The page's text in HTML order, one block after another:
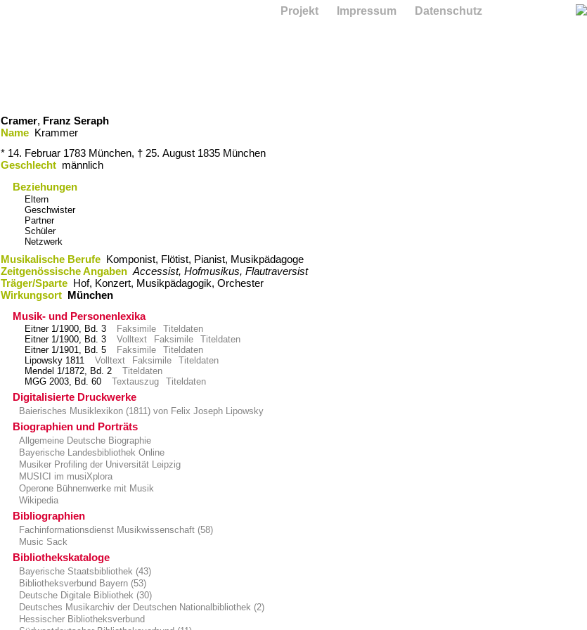
Cramer, Franz Seraph
Name Krammer
* 14. Februar 1783 München, † 25. August 1835 München
Geschlecht männlich
Beziehungen
Eltern
Geschwister
Partner
Schüler
Netzwerk
Musikalische Berufe Komponist, Flötist, Pianist, Musikpädagoge
Zeitgenössische Angaben Accessist, Hofmusikus, Flautraversist
Träger/Sparte Hof, Konzert, Musikpädagogik, Orchester
Wirkungsort München
Musik- und Personenlexika
Eitner 1/1900, Bd. 3 Faksimile
Titeldaten
Eitner 1/1900, Bd. 3
Volltext Faksimile
Titeldaten
Eitner 1/1901, Bd. 5
Faksimile
Titeldaten
Lipowsky 1811
Volltext Faksimile
Titeldaten
Mendel 1/1872, Bd. 2
Titeldaten
MGG 2003, Bd. 60
Textauszug Titeldaten
Digitalisierte Druckwerke
Baierisches Musiklexikon (1811) von Felix Joseph Lipowsky
Biographien und Porträts
Allgemeine Deutsche Biographie
Bayerische Landesbibliothek Online
Musiker Profiling der Universität Leipzig
MUSICI im musiXplora
Operone Bühnenwerke mit Musik
Wikipedia
Bibliographien
Fachinformationsdienst Musikwissenschaft (58)
Music Sack
Bibliothekskataloge
Bayerische Staatsbibliothek (43)
Bibliotheksverbund Bayern (53)
Deutsche Digitale Bibliothek (30)
Deutsches Musikarchiv der Deutschen Nationalbibliothek (2)
Hessischer Bibliotheksverbund
Projekt Impressum Datenschutz